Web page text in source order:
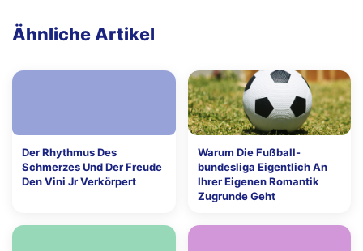
Ähnliche Artikel
Der Rhythmus Des
Schmerzes Und Der Freude
Den Vini Jr Verkörpert
Warum Die Fußball-
bundesliga Eigentlich An
Ihrer Eigenen Romantik
Zugrunde Geht